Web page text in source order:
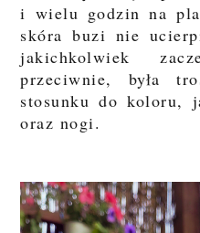
i wielu godzin na
skóra buzi nie
jakichkolwiek
przeciwnie, była
stosunku do koloru,
oraz nogi.